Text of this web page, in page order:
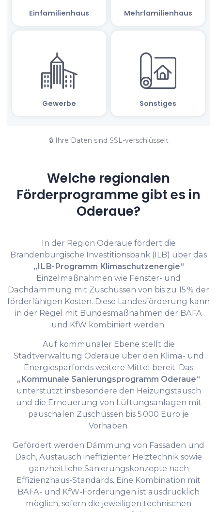
🔒 Ihre Daten sind SSL-verschlüsselt
Welche regionalen
Förderprogramme gibt es in
Oderaue?
In der Region Oderaue fördert die
Brandenburgische Investitionsbank (ILB) über das
„ILB-Programm Klimaschutzenergie“
Einzelmaßnahmen wie Fenster- und
Dachdämmung mit Zuschüssen von bis zu 15 % der
förderfähigen Kosten. Diese Landesförderung kann
in der Regel mit Bundesmaßnahmen der BAFA
und KfW kombiniert werden.
Auf kommunaler Ebene stellt die
Stadtverwaltung Oderaue über den Klima- und
Energiesparfonds weitere Mittel bereit. Das
„Kommunale Sanierungsprogramm Oderaue“
unterstützt insbesondere den Heizungstausch
und die Erneuerung von Lüftungsanlagen mit
pauschalen Zuschüssen bis 5 000 Euro je
Vorhaben.
Gefördert werden Dämmung von Fassaden und
Dach, Austausch ineffizienter Heiztechnik sowie
ganzheitliche Sanierungskonzepte nach
Effizienzhaus-Standards. Eine Kombination mit
BAFA- und KfW-Förderungen ist ausdrücklich
möglich, sofern die jeweiligen technischen